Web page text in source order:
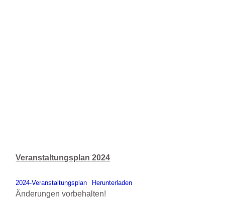
Veranstaltungsplan 2024
2024-Veranstaltungsplan Herunterladen
Änderungen vorbehalten!